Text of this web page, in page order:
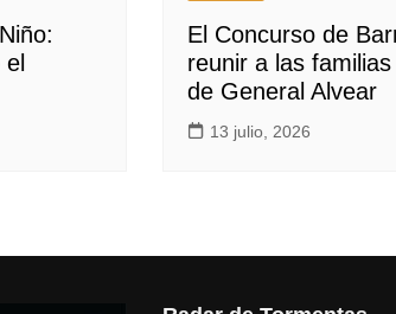
El Concurso de
reunir a las
de General Alvear
13 julio, 2026